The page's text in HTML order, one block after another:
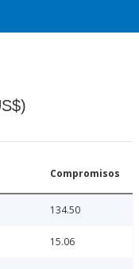
Compromisos
134.50
15.06